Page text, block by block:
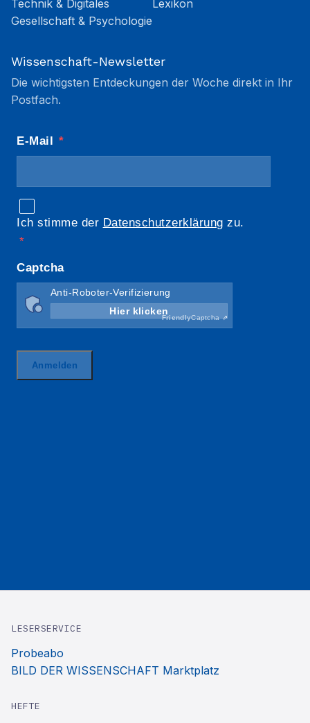
Technik & Digitales
Gesellschaft & Psychologie
Lexikon
Wissenschaft-Newsletter
Die wichtigsten Entdeckungen der Woche direkt in Ihr
Postfach.
LESERSERVICE
Probeabo
BILD DER WISSENSCHAFT Marktplatz
HEFTE